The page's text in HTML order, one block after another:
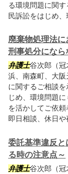
る環境問題に関
民訴訟をはじめ
廃棄物処理法に
刑事処分にな
弁護士谷次郎（
浜、南森町、大
に関するご相談
じめ、環境問題
を活かしてご依
即日相談、休日
委託基準違反
る時の注意点～
弁護士谷次郎（